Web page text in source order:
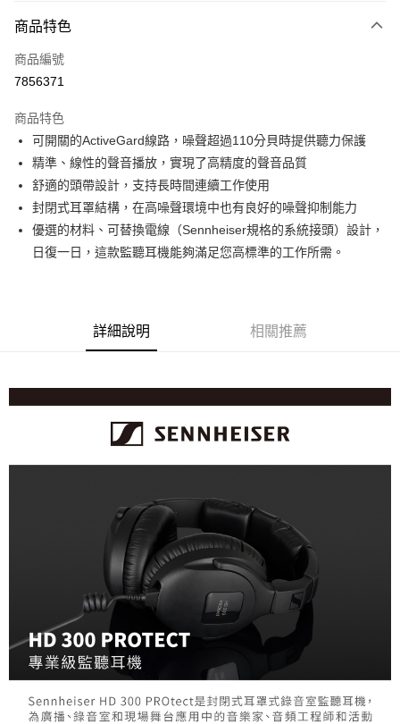
信用卡一次付款
信用卡分期付款
合作金庫商業銀行
華南商業銀行
彰化商業銀行
上海商業儲蓄銀行
台北富邦商業銀行
國泰世華商業銀行
兆豐國際商業銀行
臺灣中小企業銀行
台中商業銀行
匯豐（台灣）商業銀行
華泰商業銀行
聯邦商業銀行
遠東國際商業銀行
元大商業銀行
永豐商業銀行
6 期 0 利率 每期
華南商業銀行
彰化商業銀行
上海商業儲蓄銀行
台北富邦商業銀行
國泰世華商業銀行
兆豐國際商業銀行
臺灣中小企業銀行
台中商業銀行
匯豐（台灣）商業銀行
華泰商業銀行
台新國際商業銀行
中國信託商業銀行
台灣樂天信用卡公司
12 期 0 利率 每期 NT$766 21家銀行
合作金庫商業銀行
第一商業銀行
上海商業儲蓄銀行
台北富邦商業銀行
國泰世華商業銀行
兆豐國際商業銀行
臺灣中小企業銀行
台中商業銀行
玉山商業銀行
星展（台灣）商業銀行
台新國際商業銀行
超商取貨付款
LINE Pay
Apple Pay
AFTEE先享後付是「在收到商品之後才付款」的支付方式。 讓您購物簡單
１．簡單：不需註冊會員、不需綁卡、不需儲值。
２．便利：只要手機號碼，簡訊認證，即可結帳。
３．安心：先確認商品／服務後，再付款。
【「AFTEE先享後付」結帳流程】
１．於結帳方式選擇「AFTEE先享後付」後，將跳轉至「AFTEE先享後付」
結帳頁面，進行簡訊認證並確認金額後，即可完成結帳。
２．訂單成立數日內，您將收到繳費通知簡訊。
３．收到繳費通知簡訊後14天內，點擊此簡訊中的連結，可透過四大超商／
ATM／網路銀行／等多元方式進行付款，方視為交易完成。
※ 請注意：結帳手續完成當下不需立刻繳費，但若您需要取消訂單，請聯絡
購買商品的店家。未經商家同意取消之訂單仍視為有效，需透過AFTEE先享
每筆NT$60，滿NT$399(含以上)免運費
萊爾富取貨付款
每筆NT$60，滿NT$399(含以上)免運費
每筆NT$60，滿NT$399(含以上)免運費
商品特色
商品編號
7856371
商品特色
可開關的ActiveGard線路，噪聲超過110分貝時提供聽力保護
精準、線性的聲音播放，實現了高精度的聲音品質
舒適的頭帶設計，支持長時間連續工作使用
封閉式耳罩結構，在高噪聲環境中也有良好的噪聲抑制能力
優選的材料、可替換電線（Sennheiser規格的系統接頭）設計，
日復一日，這款監聽耳機能夠滿足您高標準的工作所需。
詳細說明 相關推薦